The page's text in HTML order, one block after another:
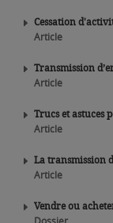
Cessation
Article
Transmission
Article
Trucs et astuces
Article
La transmission
Article
Vendre ou